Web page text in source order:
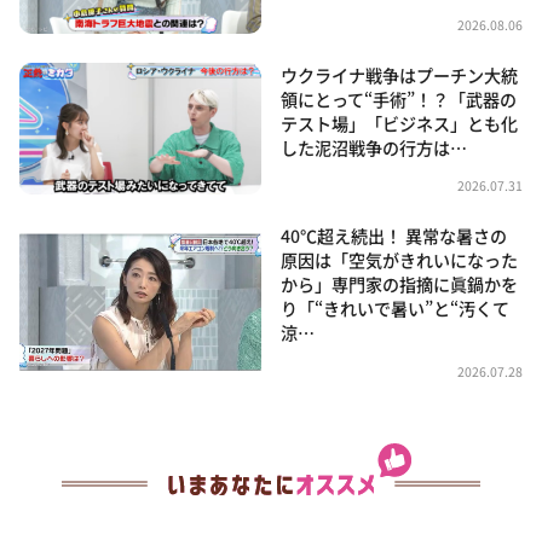
2026.08.06
ウクライナ戦争はプーチン大統
領にとって“手術”！？「武器の
テスト場」「ビジネス」とも化
した泥沼戦争の行方は…
2026.07.31
40℃超え続出！ 異常な暑さの
原因は「空気がきれいになった
から」専門家の指摘に眞鍋かを
り「“きれいで暑い”と“汚くて
涼…
2026.07.28